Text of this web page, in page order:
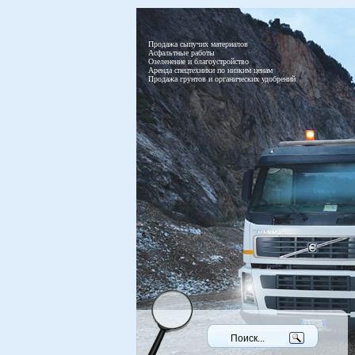
Продажа сыпучих материалов
Асфальтные работы
Озеленение и благоустройство
Аренда спецтехники по низким ценам
Продажа грунтов и органических удобрений